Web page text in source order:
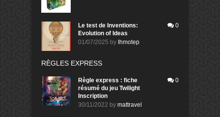
Le test de Inventions:
Evolution of Ideas
01/07/2025 by Ihmotep
0
RÈGLES EXPRESS
Règle express : fiche
résumé du jeu Twilight
Inscription
30/11/2022 by mattravel
0